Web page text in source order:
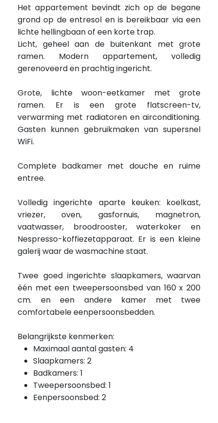
Het appartement bevindt zich op de begane
grond op de entresol en is bereikbaar via een
lichte hellingbaan of een korte trap.
Licht, geheel aan de buitenkant met grote
ramen. Modern appartement, volledig
gerenoveerd en prachtig ingericht.
Grote, lichte woon-eetkamer met grote
ramen. Er is een grote flatscreen-tv,
verwarming met radiatoren en airconditioning.
Gasten kunnen gebruikmaken van supersnel
WiFi.
Complete badkamer met douche en ruime
entree.
Volledig ingerichte aparte keuken: koelkast,
vriezer, oven, gasfornuis, magnetron,
vaatwasser, broodrooster, waterkoker en
Nespresso-koffiezetapparaat. Er is een kleine
galerij waar de wasmachine staat.
Twee goed ingerichte slaapkamers, waarvan
één met een tweepersoonsbed van 160 x 200
cm. en een andere kamer met twee
comfortabele eenpersoonsbedden.
Belangrijkste kenmerken:
Maximaal aantal gasten: 4
Slaapkamers: 2
Badkamers: 1
Tweepersoonsbed: 1
Eenpersoonsbed: 2